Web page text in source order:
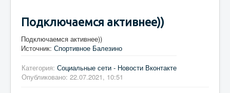
Подключаемся активнее))
Подключаемся активнее))
Источник: Спортивное Балезино
Категория: Социальные сети - Новости Вконтакте
Опубликовано: 22.07.2021, 10:51